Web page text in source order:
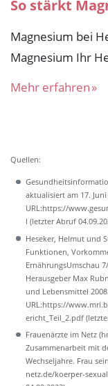
So stärkt
Magnesium bei
Magnesium Ihr
Mehr erfahren
Quellen:
aktualisiert am 17. Juni
URL:https://
l (letzter Abruf
Heseker, Helmut und
Funktionen,
ErnährungsUmschau
Herausgeber Max
und Lebensmittel 2008.
URL:https://
ericht_Teil_2.pdf
Frauenärzte im Netz
Zusammenarbeit mit
Wechseljahre. Frau
netz.de/koerper-